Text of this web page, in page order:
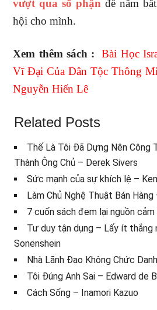
vượt qua số phận để nắm
hội cho mình.
Xem thêm sách :
Bài Học
Vĩ Đại Của Dân Tộc Thông
Nguyễn Hiến Lê
Related Posts
Thế Là Tôi Đã Dựng Nên Công
Thành Ông Chủ – Derek Sivers
Sức mạnh của sự khích lệ –
Làm Chủ Nghệ Thuật Bán
7 cuốn sách đem lại nguồn
Tư duy tận dụng – Lấy ít thắng
Sonenshein
Nhà Lãnh Đạo Không Chức
Tôi Đúng Anh Sai – Edward de
Cách Sống – Inamori Kazuo